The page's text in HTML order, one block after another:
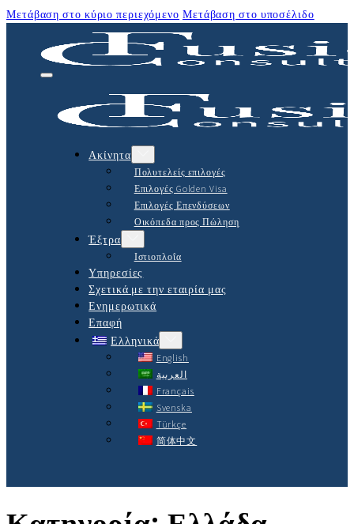
Μετάβαση στο κύριο περιεχόμενο Μετάβαση στο υποσέλιδο
Ακίνητα
Πολυτελείς επιλογές
Επιλογές Golden Visa
Επιλογές Επενδύσεων
Οικόπεδα προς Πώληση
Έξτρα
Ιστιοπλοΐα
Υπηρεσίες
Σχετικά με την εταιρία μας
Ενημερωτικά
Επαφή
Ελληνικά
English
العربية
Français
Svenska
Türkçe
简体中文